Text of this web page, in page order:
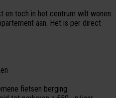
en toch in het centrum wilt wonen
aan. Het is per direct
fietsen berging